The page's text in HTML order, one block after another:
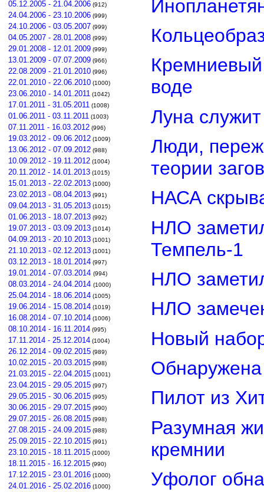
05.12.2005 - 21.04.2006 (912)
24.04.2006 - 23.10.2006 (999)
24.10.2006 - 03.05.2007 (999)
04.05.2007 - 28.01.2008 (999)
29.01.2008 - 12.01.2009 (999)
13.01.2009 - 07.07.2009 (966)
22.08.2009 - 21.01.2010 (996)
22.01.2010 - 22.06.2010 (1000)
23.06.2010 - 14.01.2011 (1042)
17.01.2011 - 31.05.2011 (1008)
01.06.2011 - 03.11.2011 (1003)
07.11.2011 - 16.03.2012 (996)
19.03.2012 - 09.06.2012 (1009)
13.06.2012 - 07.09.2012 (988)
10.09.2012 - 19.11.2012 (1004)
20.11.2012 - 14.01.2013 (1015)
15.01.2013 - 22.02.2013 (1000)
23.02.2013 - 08.04.2013 (991)
09.04.2013 - 31.05.2013 (1015)
01.06.2013 - 18.07.2013 (992)
19.07.2013 - 03.09.2013 (1014)
04.09.2013 - 20.10.2013 (1001)
21.10.2013 - 02.12.2013 (1001)
03.12.2013 - 18.01.2014 (997)
19.01.2014 - 07.03.2014 (994)
08.03.2014 - 24.04.2014 (1000)
25.04.2014 - 18.06.2014 (1005)
19.06.2014 - 15.08.2014 (1019)
16.08.2014 - 07.10.2014 (1006)
08.10.2014 - 16.11.2014 (995)
17.11.2014 - 25.12.2014 (1004)
26.12.2014 - 09.02.2015 (989)
10.02.2015 - 20.03.2015 (998)
21.03.2015 - 22.04.2015 (1001)
23.04.2015 - 29.05.2015 (997)
29.05.2015 - 30.06.2015 (995)
30.06.2015 - 29.07.2015 (990)
29.07.2015 - 26.08.2015 (998)
27.08.2015 - 24.09.2015 (988)
25.09.2015 - 22.10.2015 (991)
23.10.2015 - 18.11.2015 (1000)
18.11.2015 - 16.12.2015 (990)
17.12.2015 - 23.01.2016 (1000)
24.01.2016 - 25.02.2016 (1000)
воде
Луна
Люди,
теории
НАСА
НЛО
Темпель-1
НЛО
НЛО
Новый
Обнаружена
Пилот из
Разумная
кремнии
Уфолог